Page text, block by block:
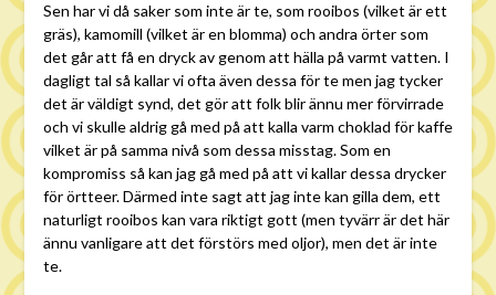
Sen har vi då saker som inte är te, som rooibos (vilket är ett
gräs), kamomill (vilket är en blomma) och andra örter som
det går att få en dryck av genom att hälla på varmt vatten. I
dagligt tal så kallar vi ofta även dessa för te men jag tycker
det är väldigt synd, det gör att folk blir ännu mer förvirrade
och vi skulle aldrig gå med på att kalla varm choklad för kaffe
vilket är på samma nivå som dessa misstag. Som en
kompromiss så kan jag gå med på att vi kallar dessa drycker
för örtteer. Därmed inte sagt att jag inte kan gilla dem, ett
naturligt rooibos kan vara riktigt gott (men tyvärr är det här
ännu vanligare att det förstörs med oljor), men det är inte
te.